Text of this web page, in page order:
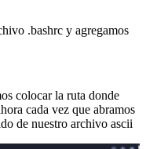
.bashrc y agregamos
colocar la ruta donde
cada vez que abramos
de nuestro archivo ascii